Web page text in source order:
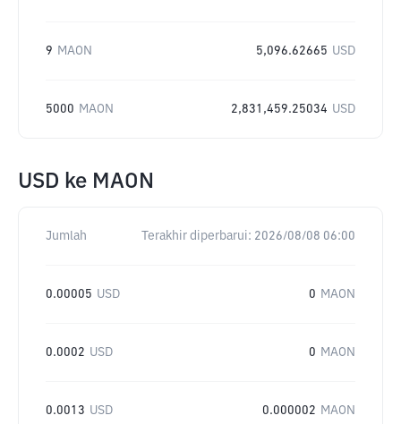
9 MAON 5,096.62665 USD
5000 MAON 2,831,459.25034 USD
USD ke MAON
Jumlah Terakhir diperbarui: 2026/08/08 06:00
0.00005 USD 0 MAON
0.0002 USD 0 MAON
0.0013 USD 0.000002 MAON